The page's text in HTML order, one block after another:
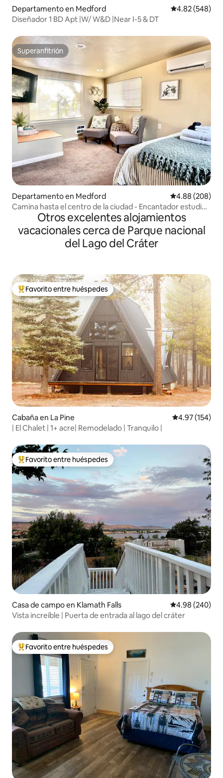
Departamento en Medford Calificación
4.82 (548)
Diseñador 1 BD Apt |W/ W&D |Near I-5 & DT
Superanfitrión
Superanfitrión
Departamento en Medford Calificación
4.88 (208)
Camina hasta el centro de la ciudad - Encantador estudio
loft en el piso superior
Otros excelentes alojamientos
vacacionales cerca de Parque nacional
del Lago del Cráter
De los mejores en Favorito entre huéspedes
Favorito entre huéspedes
Cabaña en La Pine Calificación
4.97 (154)
| El Chalet | 1+ acre| Remodelado | Tranquilo |
De los mejores en Favorito entre huéspedes
Favorito entre huéspedes
Casa de campo en Klamath Falls Calificación
4.98 (240)
Vista increíble | Puerta de entrada al lago del cráter
De los mejores en Favorito entre huéspedes
Favorito entre huéspedes